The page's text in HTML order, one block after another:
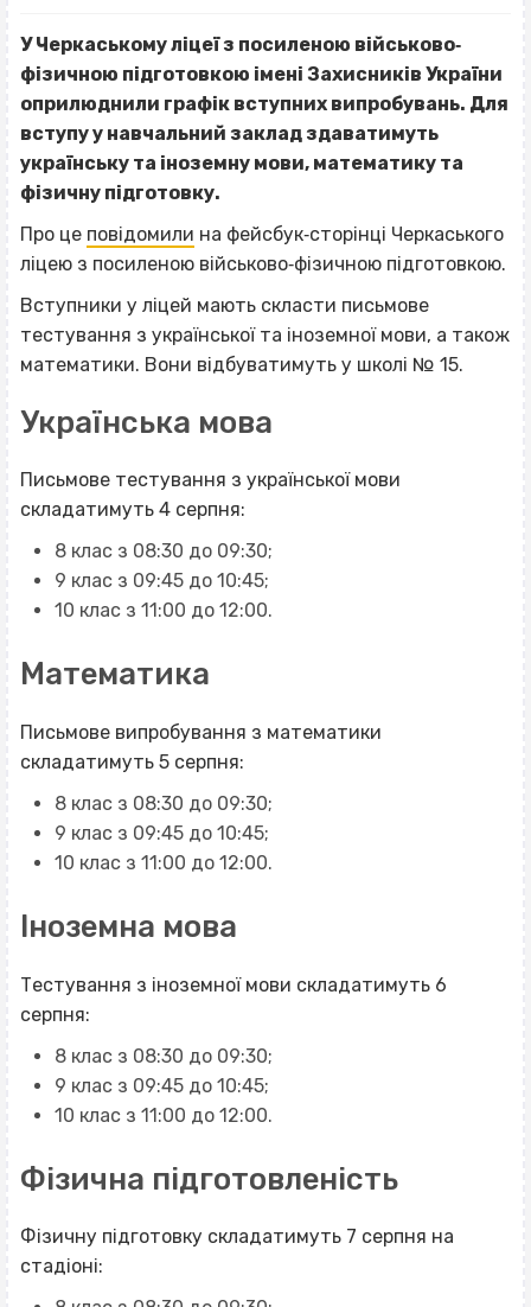
У Черкаському ліцеї з посиленою військово‐
фізичною підготовкою імені Захисників України
оприлюднили графік вступних випробувань. Для
вступу у навчальний заклад здаватимуть
українську та іноземну мови, математику та
фізичну підготовку.
Про це повідомили на фейсбук‐сторінці Черкаського
ліцею з посиленою військово‐фізичною підготовкою.
Вступники у ліцей мають скласти письмове
тестування з української та іноземної мови, а також
математики. Вони відбуватимуть у школі № 15.
Українська мова
Письмове тестування з української мови
складатимуть 4 серпня:
8 клас з 08:30 до 09:30;
9 клас з 09:45 до 10:45;
10 клас з 11:00 до 12:00.
Математика
Письмове випробування з математики
складатимуть 5 серпня:
8 клас з 08:30 до 09:30;
9 клас з 09:45 до 10:45;
10 клас з 11:00 до 12:00.
Іноземна мова
Тестування з іноземної мови складатимуть 6
серпня:
8 клас з 08:30 до 09:30;
9 клас з 09:45 до 10:45;
10 клас з 11:00 до 12:00.
Фізична підготовленість
Фізичну підготовку складатимуть 7 серпня на
стадіоні: